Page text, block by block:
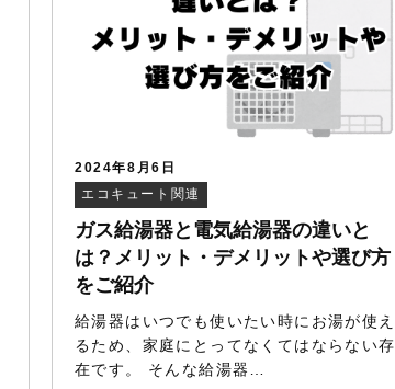
2024年8月6日
エコキュート関連
ガス給湯器と電気給湯器の違いと
は？メリット・デメリットや選び方
をご紹介
給湯器はいつでも使いたい時にお湯が使え
るため、家庭にとってなくてはならない存
在です。 そんな給湯器…